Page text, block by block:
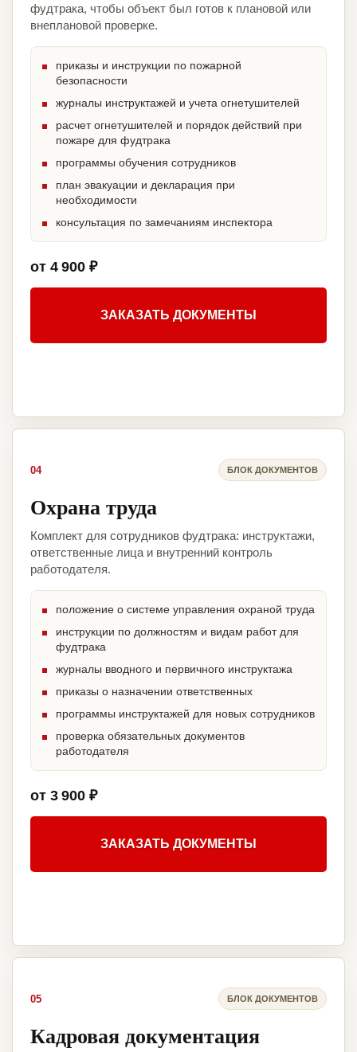
фудтрака, чтобы объект был готов к плановой или
внеплановой проверке.
приказы и инструкции по пожарной
безопасности
журналы инструктажей и учета огнетушителей
расчет огнетушителей и порядок действий при
пожаре для фудтрака
программы обучения сотрудников
план эвакуации и декларация при
необходимости
консультация по замечаниям инспектора
от 4 900 ₽
ЗАКАЗАТЬ ДОКУМЕНТЫ
04 БЛОК ДОКУМЕНТОВ
Охрана труда
Комплект для сотрудников фудтрака: инструктажи,
ответственные лица и внутренний контроль
работодателя.
положение о системе управления охраной труда
инструкции по должностям и видам работ для
фудтрака
журналы вводного и первичного инструктажа
приказы о назначении ответственных
программы инструктажей для новых сотрудников
проверка обязательных документов
работодателя
от 3 900 ₽
ЗАКАЗАТЬ ДОКУМЕНТЫ
05 БЛОК ДОКУМЕНТОВ
Кадровая документация